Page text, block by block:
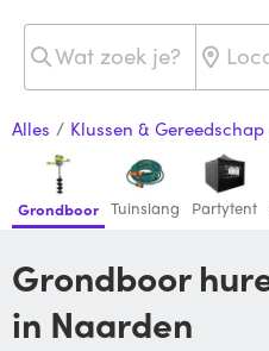
Alles / Klussen & Gereedschap
Grondboor Tuinslang Partytent
Grondboor huren van je buren
in Naarden